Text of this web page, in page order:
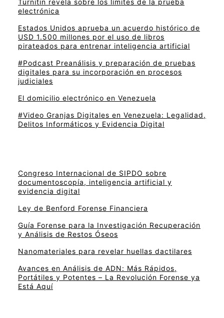
Turnitin revela sobre los límites de la prueba
electrónica
Estados Unidos aprueba un acuerdo histórico de
USD 1.500 millones por el uso de libros
pirateados para entrenar inteligencia artificial
#Podcast Preanálisis y preparación de pruebas
digitales para su incorporación en procesos
judiciales
El domicilio electrónico en Venezuela
#Video Granjas Digitales en Venezuela: Legalidad,
Delitos Informáticos y Evidencia Digital
Congreso Internacional de SIPDO sobre
documentoscopía, inteligencia artificial y
evidencia digital
Ley de Benford Forense Financiera
Guía Forense para la Investigación Recuperación
y Análisis de Restos Óseos
Nanomateriales para revelar huellas dactilares
Avances en Análisis de ADN: Más Rápidos,
Portátiles y Potentes – La Revolución Forense ya
Está Aquí